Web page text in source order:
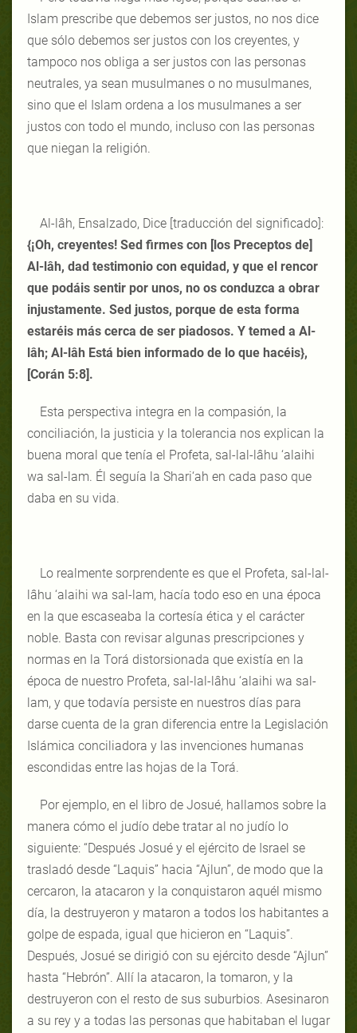
Islam prescribe que debemos ser justos, no nos dice
que sólo debemos ser justos con los creyentes, y
tampoco nos obliga a ser justos con las personas
neutrales, ya sean musulmanes o no musulmanes,
sino que el Islam ordena a los musulmanes a ser
justos con todo el mundo, incluso con las personas
que niegan la religión.
Al-lâh, Ensalzado, Dice [traducción del significado]:
{¡Oh, creyentes! Sed firmes con [los Preceptos de]
Al-lâh, dad testimonio con equidad, y que el rencor
que podáis sentir por unos, no os conduzca a obrar
injustamente. Sed justos, porque de esta forma
estaréis más cerca de ser piadosos. Y temed a Al-
lâh; Al-lâh Está bien informado de lo que hacéis},
[Corán 5:8].
Esta perspectiva integra en la compasión, la
conciliación, la justicia y la tolerancia nos explican la
buena moral que tenía el Profeta, sal-lal-lâhu ‘alaihi
wa sal-lam. Él seguía la Shari‘ah en cada paso que
daba en su vida.
Lo realmente sorprendente es que el Profeta, sal-lal-
lâhu ‘alaihi wa sal-lam, hacía todo eso en una época
en la que escaseaba la cortesía ética y el carácter
noble. Basta con revisar algunas prescripciones y
normas en la Torá distorsionada que existía en la
época de nuestro Profeta, sal-lal-lâhu ‘alaihi wa sal-
lam, y que todavía persiste en nuestros días para
darse cuenta de la gran diferencia entre la Legislación
Islámica conciliadora y las invenciones humanas
escondidas entre las hojas de la Torá.
Por ejemplo, en el libro de Josué, hallamos sobre la
manera cómo el judío debe tratar al no judío lo
siguiente: “Después Josué y el ejército de Israel se
trasladó desde “Laquis” hacia “Ajlun”, de modo que la
cercaron, la atacaron y la conquistaron aquél mismo
día, la destruyeron y mataron a todos los habitantes a
golpe de espada, igual que hicieron en “Laquis”.
Después, Josué se dirigió con su ejército desde “Ajlun”
hasta “Hebrón”. Allí la atacaron, la tomaron, y la
destruyeron con el resto de sus suburbios. Asesinaron
a su rey y a todas las personas que habitaban el lugar